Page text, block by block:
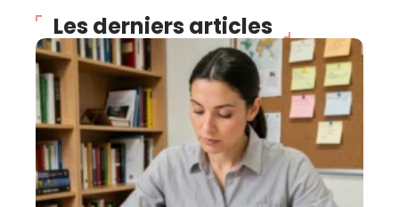
Les derniers articles